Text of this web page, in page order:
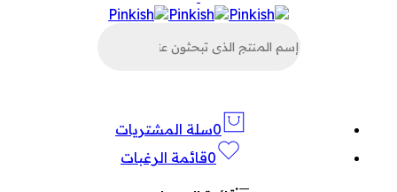
عن
0سلة المشتريات
0قائمة الرغبات